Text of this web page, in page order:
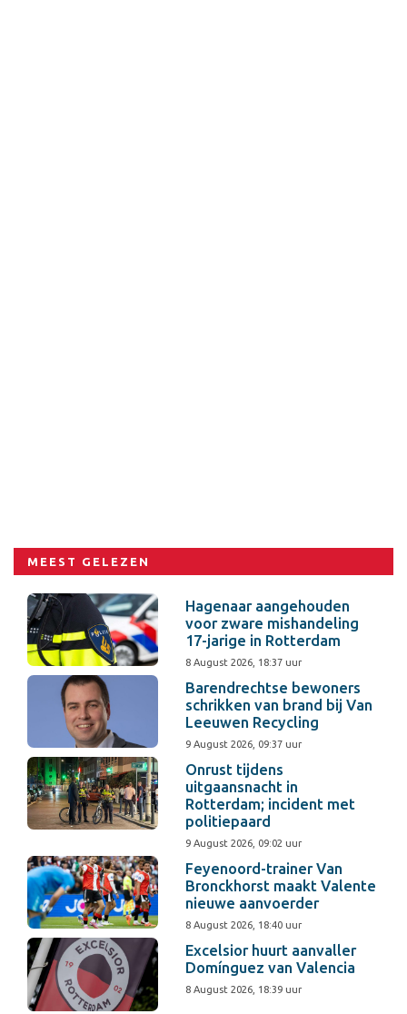
MEEST GELEZEN
Hagenaar aangehouden
voor zware mishandeling
17-jarige in Rotterdam
8 August 2026, 18:37 uur
Barendrechtse bewoners
schrikken van brand bij Van
Leeuwen Recycling
9 August 2026, 09:37 uur
Onrust tijdens
uitgaansnacht in
Rotterdam; incident met
politiepaard
9 August 2026, 09:02 uur
Feyenoord-trainer Van
Bronckhorst maakt Valente
nieuwe aanvoerder
8 August 2026, 18:40 uur
Excelsior huurt aanvaller
Domínguez van Valencia
8 August 2026, 18:39 uur